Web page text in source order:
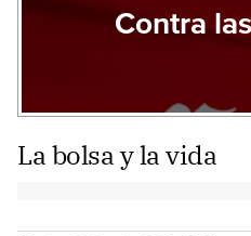
Contra
La bolsa y la vida